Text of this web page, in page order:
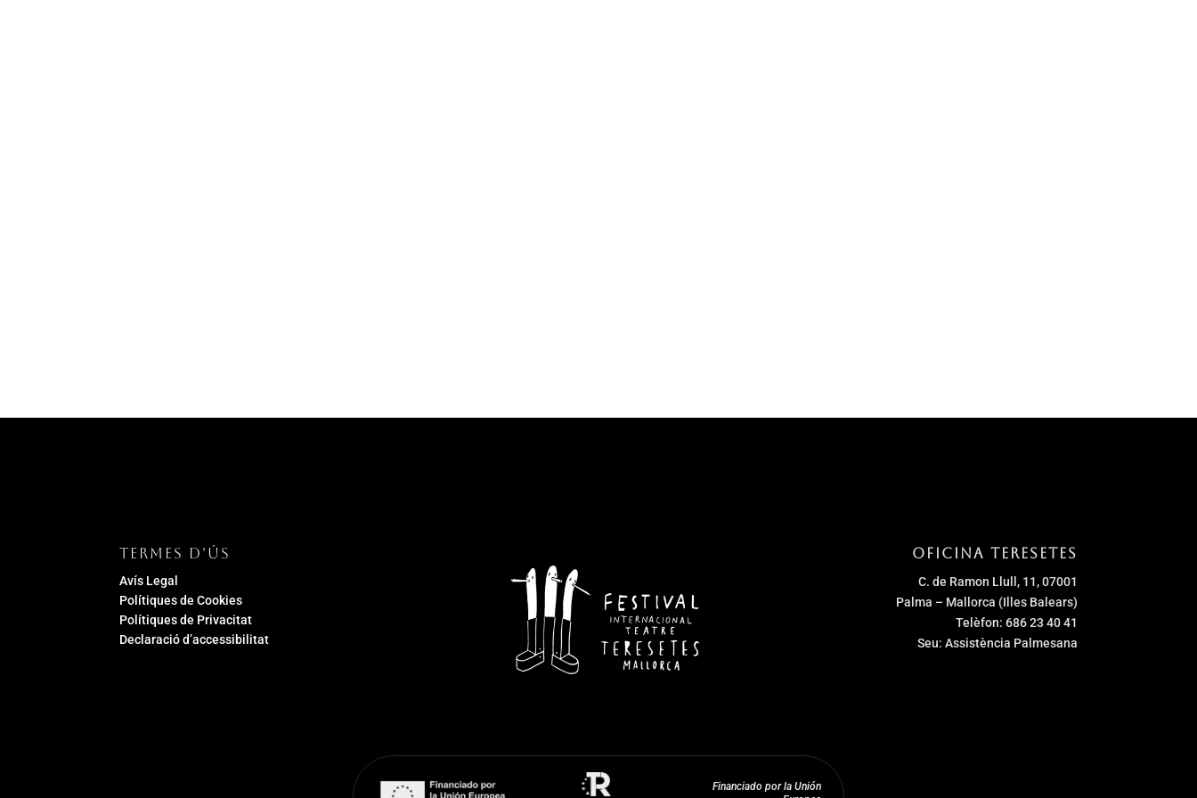
TERMES D’ÚS
Avís Legal
Polítiques de Cookies
Polítiques de Privacitat
Declaració d’accessibilitat
Oficina Teresetes
C. de Ramon Llull, 11, 07001
Palma – Mallorca (Illes Balears)
Telèfon: 686 23 40 41
Seu: Assistència Palmesana
Financiado por la Unión